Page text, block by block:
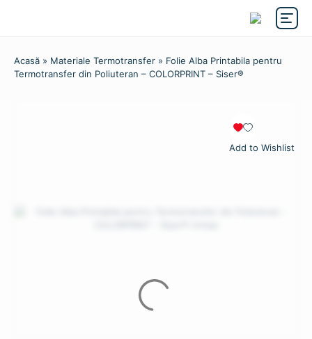
Acasă » Materiale Termotransfer » Folie Alba Printabila pentru
Termotransfer din Poliuteran – COLORPRINT – Siser®
Add to Wishlist